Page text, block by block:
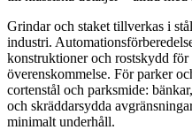
Grindar och staket tillverkas i
industri.
konstruktioner och rostskydd
överenskommelse. För parker
cortenstål och parksmide:
och skräddarsydda
minimalt underhåll.